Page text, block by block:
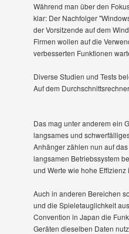
Während man über den
klar: Der Nachfolger
der Vorsitzende auf dem
Firmen wollen auf die
verbesserten Funktionen
Diverse Studien und Tests
Auf dem
Das mag unter anderem ein
langsames und
Anhänger zählen nun auf
langsamen Betriebssystem
und Werte wie hohe
Auch in anderen Bereichen
und die Spieletauglichkeit
Convention in Japan die
Geräten dieselben Daten